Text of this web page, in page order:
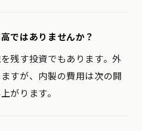
ではありませんか？
残す投資でもあります。外
すが、内製の費用は次の開
がります。